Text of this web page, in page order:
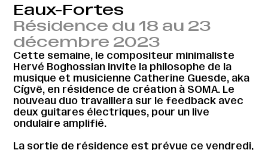
Eaux-Fortes
Résidence du 18 au 23
décembre 2023
Cette semaine, le compositeur minimaliste
Hervé Boghossian invite la philosophe de la
musique et musicienne Catherine Guesde, aka
Cígvë, en résidence de création à SOMA. Le
nouveau duo travaillera sur le feedback avec
deux guitares électriques, pour un live
ondulaire amplifié.
La sortie de résidence est prévue ce vendredi,